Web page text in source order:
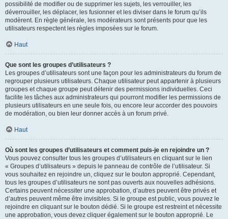
possibilité de modifier ou de supprimer les sujets, les verrouiller, les
déverrouiller, les déplacer, les fusionner et les diviser dans le forum qu’ils
modèrent. En règle générale, les modérateurs sont présents pour que les
utilisateurs respectent les règles imposées sur le forum.
Haut
Que sont les groupes d’utilisateurs ?
Les groupes d’utilisateurs sont une façon pour les administrateurs du forum de
regrouper plusieurs utilisateurs. Chaque utilisateur peut appartenir à plusieurs
groupes et chaque groupe peut détenir des permissions individuelles. Ceci
facilite les tâches aux administrateurs qui pourront modifier les permissions de
plusieurs utilisateurs en une seule fois, ou encore leur accorder des pouvoirs
de modération, ou bien leur donner accès à un forum privé.
Haut
Où sont les groupes d’utilisateurs et comment puis-je en rejoindre un ?
Vous pouvez consulter tous les groupes d’utilisateurs en cliquant sur le lien
« Groupes d’utilisateurs » depuis le panneau de contrôle de l’utilisateur. Si
vous souhaitez en rejoindre un, cliquez sur le bouton approprié. Cependant,
tous les groupes d’utilisateurs ne sont pas ouverts aux nouvelles adhésions.
Certains peuvent nécessiter une approbation, d’autres peuvent être privés et
d’autres peuvent même être invisibles. Si le groupe est public, vous pouvez le
rejoindre en cliquant sur le bouton dédié. Si le groupe est restreint et nécessite
une approbation, vous devez cliquer également sur le bouton approprié. Le